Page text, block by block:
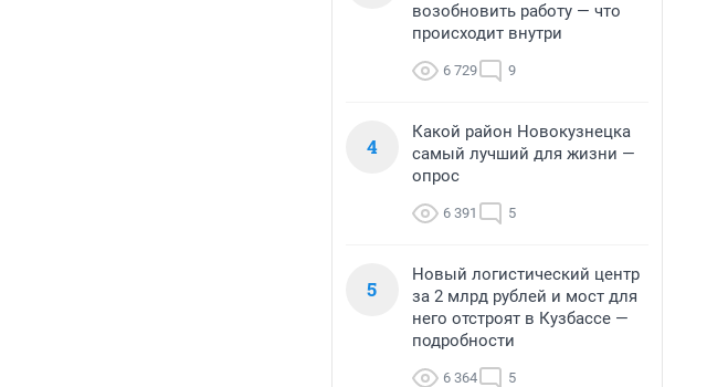
возобновить работу — что
происходит внутри
6 729 9
4
Какой район Новокузнецка
самый лучший для жизни —
опрос
6 391 5
5
Новый логистический центр
за 2 млрд рублей и мост для
него отстроят в Кузбассе —
подробности
6 364 5